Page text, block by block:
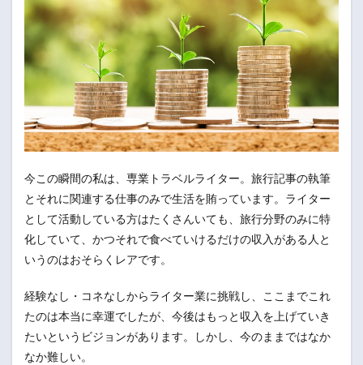
今この瞬間の私は、専業トラベルライター。旅行記事の執筆
とそれに関連する仕事のみで生活を賄っています。ライター
として活動している方はたくさんいても、旅行分野のみに特
化していて、かつそれで食べていけるだけの収入がある人と
いうのはおそらくレアです。
経験なし・コネなしからライター業に挑戦し、ここまでこれ
たのは本当に幸運でしたが、今後はもっと収入を上げていき
たいというビジョンがあります。しかし、今のままではなか
なか難しい。